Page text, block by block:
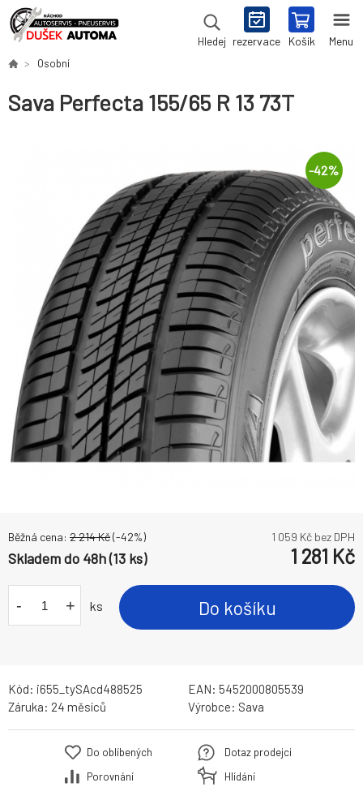
Hledej rezervace Košík Menu
Osobní
Sava Perfecta 155/65 R 13 73T
-42%
Běžná cena: 2 214Kč(-42%) 1 059 Kč bez DPH
Skladem do 48h (13 ks) 1 281 Kč
- + ks Do košíku
Kód: i655_tySAcd488525 EAN: 5452000805539
Záruka: 24 měsíců Výrobce: Sava
Do oblíbených
Porovnání
Dotaz prodejci
Hlídání